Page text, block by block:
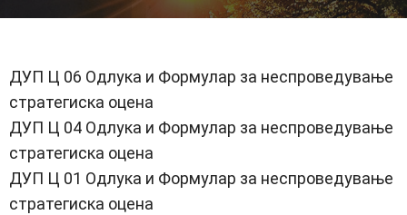
ДУП Ц 06 Одлука и Формулар за неспроведување
стратегиска оцена
ДУП Ц 04 Одлука и Формулар за неспроведување
стратегиска оцена
ДУП Ц 01 Одлука и Формулар за неспроведување
стратегиска оцена